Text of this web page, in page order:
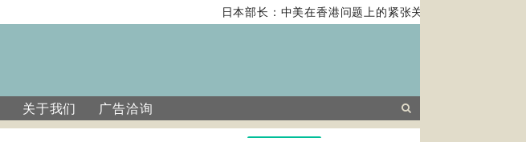
日本部长：中美在香港问题上的紧张关系对全球经济构成风险
关于我们 广告洽询